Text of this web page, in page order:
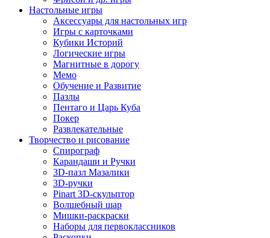
Настольные игры
Аксессуары для настольных игр
Игры с карточками
Кубики Историй
Логические игры
Магнитные в дорогу
Мемо
Обучение и Развитие
Пазлы
Пентаго и Царь Куба
Покер
Развлекательные
Творчество и рисование
Спирограф
Карандаши и Ручки
3D-пазл Мазалики
3D-ручки
Pinart 3D-скульптор
Волшебный шар
Мишки-раскраски
Наборы для первоклассников